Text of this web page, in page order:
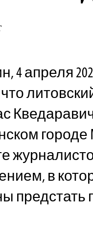
4 апреля
в
предстать